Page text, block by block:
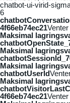
chatbot-ui-virid-
6
4f66eb74ec21Venter
Maksimal
Maksimal
Maksimal
chatbotUserId
Maksimal
4f66eb74ec21Venter